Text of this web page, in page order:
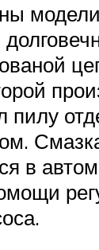
модели
пилу
в